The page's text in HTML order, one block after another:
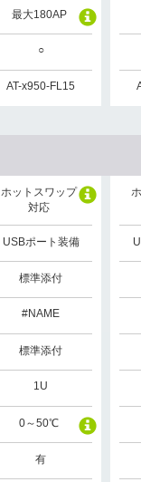
最大180AP
○
AT-x950-FL15
ホットスワップ
対応
USBポート装備
標準添付
#NAME
標準添付
1U
0～50℃
有